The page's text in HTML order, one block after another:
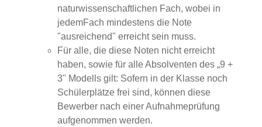
naturwissenschaftlichen Fach, wobei in
jedemFach mindestens die Note
"ausreichend" erreicht sein muss.
Für alle, die diese Noten nicht erreicht
haben, sowie für alle Absolventen des „9 +
3" Modells gilt: Sofern in der Klasse noch
Schülerplätze frei sind, können diese
Bewerber nach einer Aufnahmeprüfung
aufgenommen werden.